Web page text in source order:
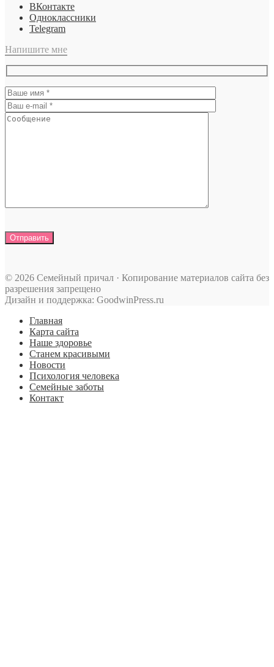
ВКонтакте
Одноклассники
Telegram
Напишите мне
© 2026 Семейный причал · Копирование материалов сайта без
разрешения запрещено
Дизайн и поддержка: GoodwinPress.ru
Главная
Карта сайта
Наше здоровье
Станем красивыми
Новости
Психология человека
Семейные заботы
Контакт